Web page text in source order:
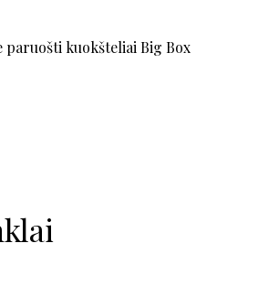
paruošti kuokšteliai Big Box